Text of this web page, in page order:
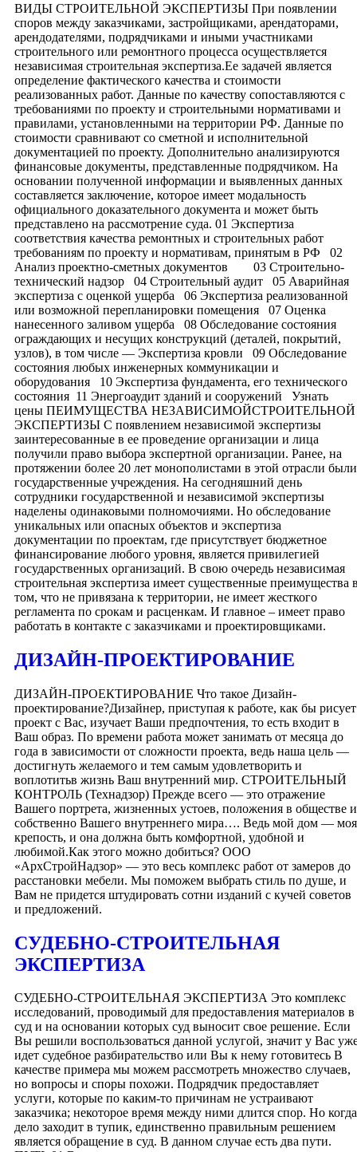
ВИДЫ СТРОИТЕЛЬНОЙ ЭКСПЕРТИЗЫ При появлении
споров между заказчиками, застройщиками, арендаторами,
арендодателями, подрядчиками и иными участниками
строительного или ремонтного процесса осуществляется
независимая строительная экспертиза.Ее задачей является
определение фактического качества и стоимости
реализованных работ. Данные по качеству сопоставляются с
требованиями по проекту и строительными нормативами и
правилами, установленными на территории РФ. Данные по
стоимости сравнивают со сметной и исполнительной
документацией по проекту. Дополнительно анализируются
финансовые документы, представленные подрядчиком. На
основании полученной информации и выявленных данных
составляется заключение, которое имеет модальность
официального доказательного документа и может быть
представлено на рассмотрение суда. 01 Экспертиза
соответствия качества ремонтных и строительных работ
требованиям по проекту и нормативам, принятым в РФ 02
Анализ проектно-сметных документов 03 Строительно-
технический надзор 04 Строительный аудит 05 Аварийная
экспертиза с оценкой ущерба 06 Экспертиза реализованной
или возможной перепланировки помещения 07 Оценка
нанесенного заливом ущерба 08 Обследование состояния
ограждающих и несущих конструкций (деталей, покрытий,
узлов), в том числе — Экспертиза кровли 09 Обследование
состояния любых инженерных коммуникации и
оборудования 10 Экспертиза фундамента, его технического
состояния 11 Энергоаудит зданий и сооружений Узнать
цены ПЕИМУЩЕСТВА НЕЗАВИСИМОЙСТРОИТЕЛЬНОЙ
ЭКСПЕРТИЗЫ С появлением независимой экспертизы
заинтересованные в ее проведение организации и лица
получили право выбора экспертной организации. Ранее, на
протяжении более 20 лет монополистами в этой отрасли были
государственные учреждения. На сегодняшний день
сотрудники государственной и независимой экспертизы
наделены одинаковыми полномочиями. Но обследование
уникальных или опасных объектов и экспертиза
документации по проектам, где присутствует бюджетное
финансирование любого уровня, является привилегией
государственных организаций. В свою очередь независимая
строительная экспертиза имеет существенные преимущества
том, что не привязана к территории, не имеет жесткого
регламента по срокам и расценкам. И главное – имеет право
работать в контакте с заказчиками и проектировщиками.
ДИЗАЙН-ПРОЕКТИРОВАНИЕ
ДИЗАЙН-ПРОЕКТИРОВАНИЕ Что такое Дизайн-
проектирование?Дизайнер, приступая к работе, как бы рисует
проект с Вас, изучает Ваши предпочтения, то есть входит в
Ваш образ. По времени работа может занимать от месяца до
года в зависимости от сложности проекта, ведь наша цель —
достигнуть желаемого и тем самым удовлетворить и
воплотитьв жизнь Ваш внутренний мир. СТРОИТЕЛЬНЫЙ
КОНТРОЛЬ (Технадзор) Прежде всего — это отражение
Вашего портрета, жизненных устоев, положения в обществе и
собственно Вашего внутреннего мира…. Ведь мой дом — моя
крепость, и она должна быть комфортной, удобной и
любимой.Как этого можно добиться? ООО
«АрхСтройНадзор» — это весь комплекс работ от замеров до
расстановки мебели. Мы поможем выбрать стиль по душе, и
Вам не придется штудировать сотни изданий с кучей советов
и предложений.
СУДЕБНО-СТРОИТЕЛЬНАЯ
ЭКСПЕРТИЗА
СУДЕБНО-СТРОИТЕЛЬНАЯ ЭКСПЕРТИЗА Это комплекс
исследований, проводимый для предоставления материалов в
суд и на основании которых суд выносит свое решение. Если
Вы решили воспользоваться данной услугой, значит у Вас
идет судебное разбирательство или Вы к нему готовитесь В
качестве примера мы можем рассмотреть множество случаев,
но вопросы и споры похожи. Подрядчик предоставляет
услуги, которые по каким-то причинам не устраивают
заказчика; некоторое время между ними длится спор. Но когда
дело заходит в тупик, единственно правильным решением
является обращение в суд. В данном случае есть два пути.